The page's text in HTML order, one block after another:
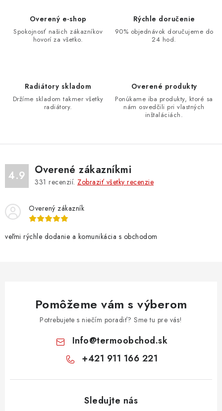
Overený e-shop
Spokojnosť našich zákazníkov
hovorí za všetko.
Rýchle doručenie
90% objednávok doručujeme do
24 hod.
Radiátory skladom
Držíme skladom takmer všetky
radiátory.
Overené produkty
Ponúkame iba produkty, ktoré sa
nám osvedčili pri vlastných
inštaláciách.
4.9 Overené zákazníkmi
331 recenzií. Zobraziť všetky recenzie
Overený zákazník
veľmi rýchle dodanie a komunikácia s obchodom
Pomôžeme vám s výberom
Potrebujete s niečím poradiť? Sme tu pre vás!
Info@termoobchod.sk
+421 911 166 221